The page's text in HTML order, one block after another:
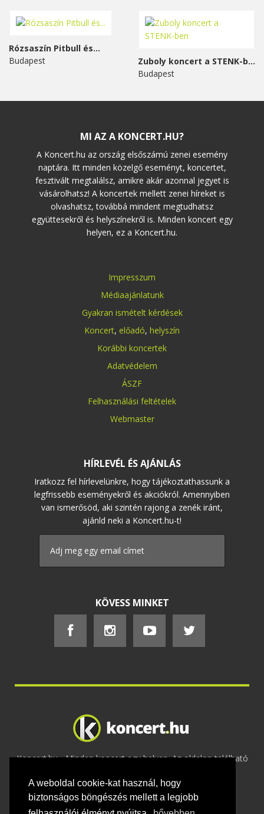
A weboldal cookie-kat használ, hogy
biztonságos böngészés mellett a legjobb
Rózsaszín Pitbull és...
Budapest
Zuboly koncert a STENK-ben
Budapest
MI AZ A KONCERT.HU?
A Koncert.hu az ország elsőszámú zenei esemény
naptára. Itt minden közelgő eseményt, koncertet,
fesztivált megtalálsz, amikre akár azonnal jegyet is
vásárolhatsz! A koncertek mellett zenei híreket is
olvashatsz, továbbá mindent megtudhatsz
együttesekről és helyszínekről is. Minden koncert egy
helyen, ez a Koncert.hu.
Impresszum
Médiaajánlatunk
Gyakran ismételt kérdések
Koncert, előadó, helyszín
Korábbi koncertek
Adatvédelem
ÁSZF
Felhasználási feltételek
Webmaster
HÍRLEVÉL ÉS AJÁNLÁS
Iratkozz fel hírlevelünkre, hogy tájékoztathassunk a
legfrissebb eseményekről és akciókról. Amennyiben
van ismerősöd, aki szintén rajong a zenék iránt,
ajánld neki a Koncert.hu-t!
KÖVESS MINKET
Koncert.hu - Minden koncert egy helyen. Az oldalon található
2020 Adatvédelem-ÁSZF-Felhasználási
feltételek-Webmaster- Kapcsolat és üzenet küldés